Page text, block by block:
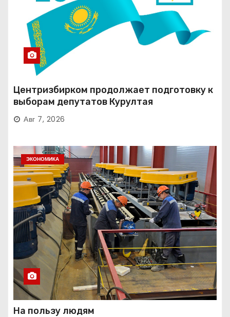
Центризбирком продолжает подготовку к
выборам депутатов Курултая
Авг 7, 2026
ЭКОНОМИКА
На пользу людям